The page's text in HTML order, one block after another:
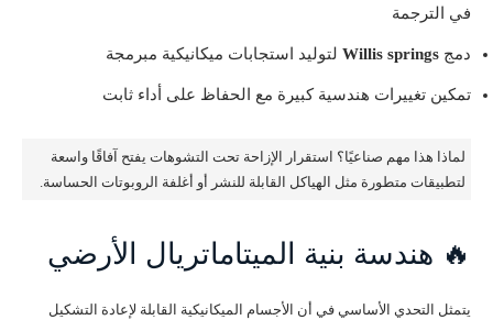
في الترجمة
دمج Willis springs لتوليد استجابات ميكانيكية مبرمجة
تمكين تغييرات هندسية كبيرة مع الحفاظ على أداء ثابت
لماذا هذا مهم صناعيًا؟ استقرار الإزاحة تحت التشوهات يفتح آفاقًا واسعة
لتطبيقات متطورة مثل الهياكل القابلة للنشر أو أغلفة الروبوتات الحساسة.
🔥 هندسة بنية الميتاماتريال الأرضي
يتمثل التحدي الأساسي في أن الأجسام الميكانيكية القابلة لإعادة التشكيل